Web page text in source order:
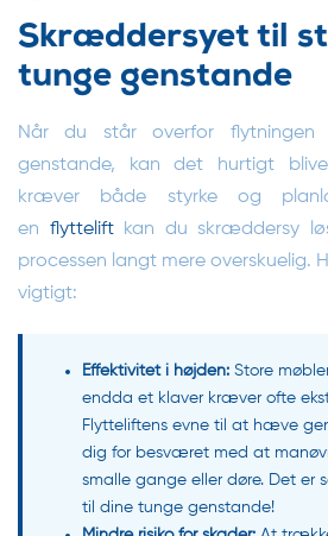
Skræddersyet til
tunge genstande
Når du står overfor
genstande, kan det hurtigt
kræver både styrke og
en flytteliftkan du skræddersy
processen langt mere overskuelig.
vigtigt:
Effektivitet i højden: Store
endda et klaver kræver ofte
Flytteliftens evne til at hæve
dig for besværet med at
smalle gange eller døre. Det er
til dine tunge genstande!